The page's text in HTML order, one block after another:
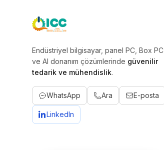
ICC
Endüstriyel bilgisayar, panel PC, Box PC
ve AI donanım çözümlerinde güvenilir
tedarik ve mühendislik.
WhatsApp Ara E-posta
LinkedIn